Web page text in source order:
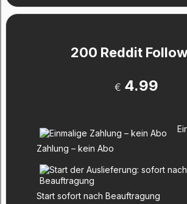
200 Reddit
€ 4.99
Zahlung – kein Abo
Start sofort nach Beauftragung